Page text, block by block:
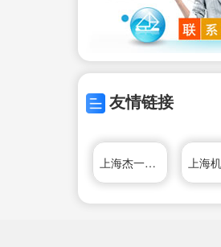
友情链接
上海杰一阀门有限公司